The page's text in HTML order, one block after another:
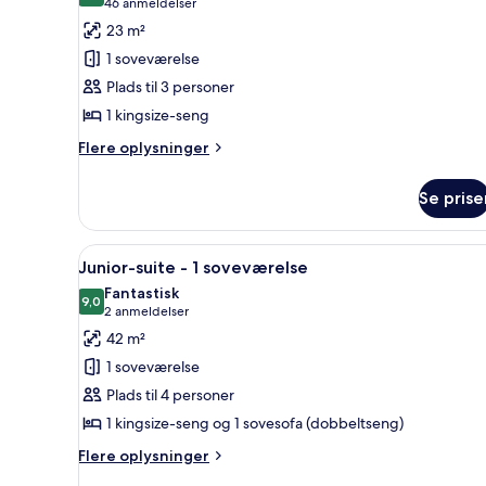
af
Deluxe-
værelse
-
1
kingsize-
anmeldelser)
23 m²
1 soveværelse
Plads til 3 personer
1 kingsize-seng
Flere oplysninger
Flere
værelse
1
kingsize-
seng
Se
Indlæs
alle
billeder
af
Junior-
suite
-
1
soveværelse
Et hotelværelse med en stor
7
Junior-suite - 1 soveværelse
9,09,0 ud af 10
Fantastisk
2 anmeldelser
(2
anmeldelser)
42 m²
1 soveværelse
Plads til 4 personer
1 kingsize-seng og 1 sovesofa (dobbeltseng)
Flere oplysninger
Flere